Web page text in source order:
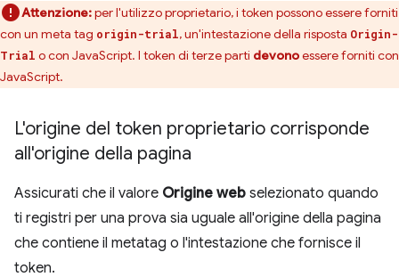
Attenzione:per l'utilizzo proprietario, i token possono essere forniti
con un meta tag origin-trial, un'intestazione della risposta Origin-
Trial o con JavaScript. I token di terze parti devonoessere forniti con
JavaScript.
L'origine del token proprietario corrisponde
all'origine della pagina
Assicurati che il valore Origine web selezionato quando
ti registri per una prova sia uguale all'origine della pagina
che contiene il metatag o l'intestazione che fornisce il
token.